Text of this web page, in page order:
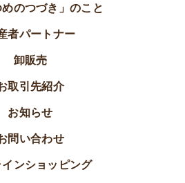
めのつづき」のこと
者パートナー
卸販売
取引先紹介
お知らせ
問い合わせ
ンショッピング